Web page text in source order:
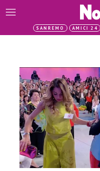
SANREMO AMICI 24